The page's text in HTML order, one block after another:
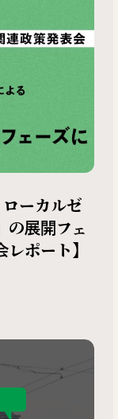
ーカルゼ
の展開フェ
ポート】